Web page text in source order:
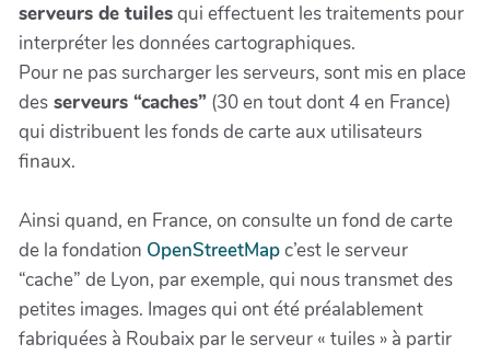
serveurs de tuilesqui effectuent les traitements pour
interpréter les données cartographiques.
Pour ne pas surcharger les serveurs, sont mis en place
des serveurs “caches” (30 en tout dont 4 en France)
qui distribuent les fonds de carte aux utilisateurs
finaux.
Ainsi quand, en France, on consulte un fond de carte
de la fondation OpenStreetMapc’est le serveur
“cache” de Lyon, par exemple, qui nous transmet des
petites images. Images qui ont été préalablement
fabriquées à Roubaix par le serveur « tuiles » à partir